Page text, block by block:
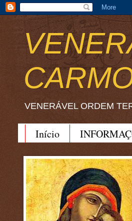
VENERÁVEL ORDEM
Início